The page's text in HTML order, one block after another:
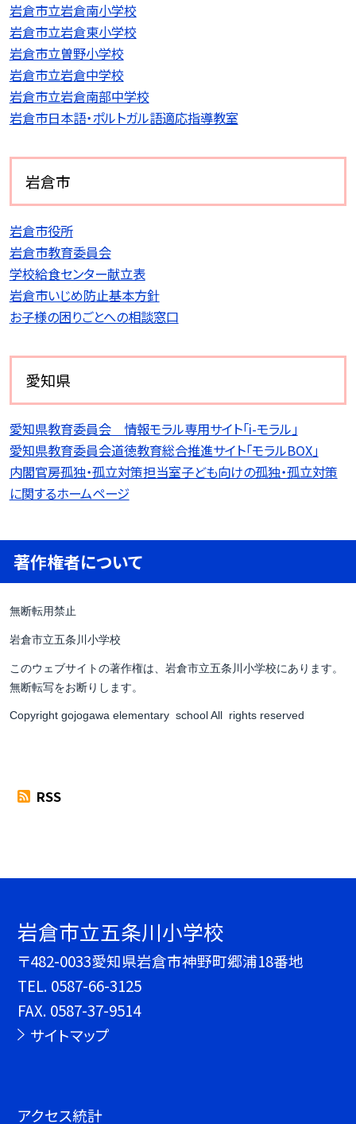
岩倉市立岩倉南小学校
岩倉市立岩倉東小学校
岩倉市立曽野小学校
岩倉市立岩倉中学校
岩倉市立岩倉南部中学校
岩倉市日本語・ポルトガル語適応指導教室
岩倉市
岩倉市役所
岩倉市教育委員会
学校給食センター献立表
岩倉市いじめ防止基本方針
お子様の困りごとへの相談窓口
愛知県
愛知県教育委員会 情報モラル専用サイト「i-モラル」
愛知県教育委員会道徳教育総合推進サイト「モラルBOX」
内閣官房孤独・孤立対策担当室子ども向けの孤独・孤立対策
に関するホームページ
著作権者について
無断転用禁止
岩倉市立五条川小学校
このウェブサイトの著作権は、岩倉市立五条川小学校にあります。
無断転写をお断りします。
Copyright gojogawa elementary school All rights reserved
RSS
岩倉市立五条川小学校
〒482-0033愛知県岩倉市神野町郷浦18番地
TEL. 0587-66-3125
FAX. 0587-37-9514
サイトマップ
アクセス統計